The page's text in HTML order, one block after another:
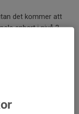
det kommer att
enbart i nivå 2,
dessa. Även